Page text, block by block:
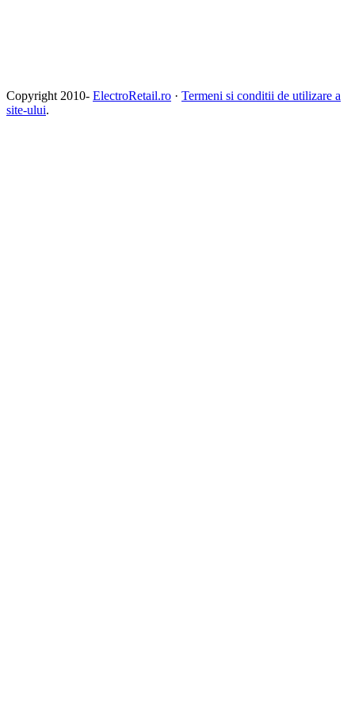
Copyright 2010- ElectroRetail.ro · Termeni si conditii de utilizare a
site-ului.